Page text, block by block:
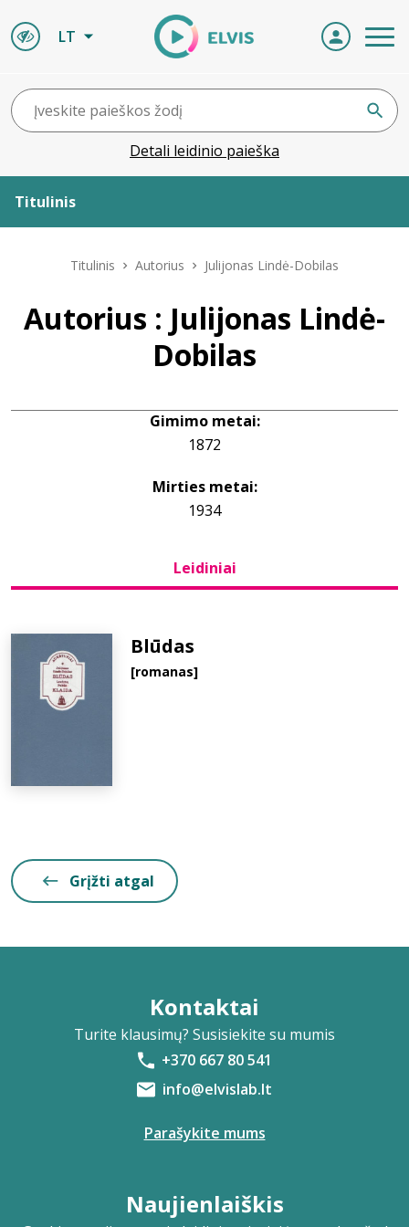
LT
Detali leidinio paieška
Titulinis
Leidiniai
Naujienos
Titulinis Autorius Julijonas Lindė-Dobilas
Autorius : Julijonas Lindė-
Dobilas
Gimimo metai:
1872
Mirties metai:
1934
Leidiniai
Blūdas
[romanas]
Grįžti atgal
Kontaktai
Turite klausimų? Susisiekite su mumis
+370 667 80 541
info@elvislab.lt
Parašykite mums
Naujienlaiškis